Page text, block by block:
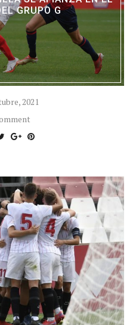
GRUPO G
2021